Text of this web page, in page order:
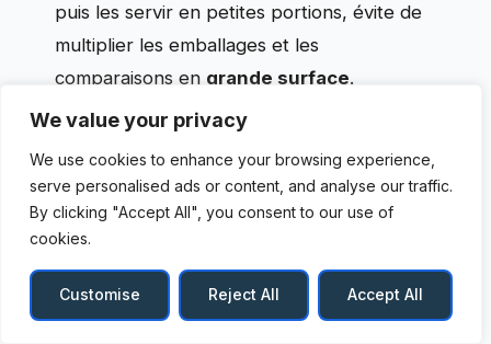
We value your privacy
We use cookies to enhance your browsing experience,
serve personalised ads or content, and analyse our traffic.
By clicking "Accept All", you consent to our use of
cookies.
Customise Reject All Accept All
puis les servir en petites portions, évite de
multiplier les emballages et les
comparaisons en grande surface.
Cette logique n’est pas une injonction, car
elle suppose du temps et un congélateur
disponible. Elle illustre toutefois une idée
utile : le choix alimentaire dépend autant du
contexte de vie que de la recette elle-
même. L’insight final s’impose avec simplicité